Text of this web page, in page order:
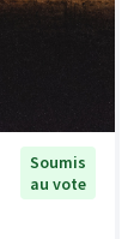
Soumis
au vote